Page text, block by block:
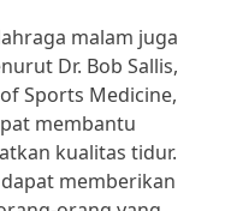
malam juga
Dr. Bob Sallis,
Sports Medicine,
membantu
kualitas tidur.
memberikan